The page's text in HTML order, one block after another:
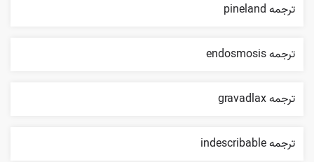
ترجمه pineland
ترجمه endosmosis
ترجمه gravadlax
ترجمه indescribable